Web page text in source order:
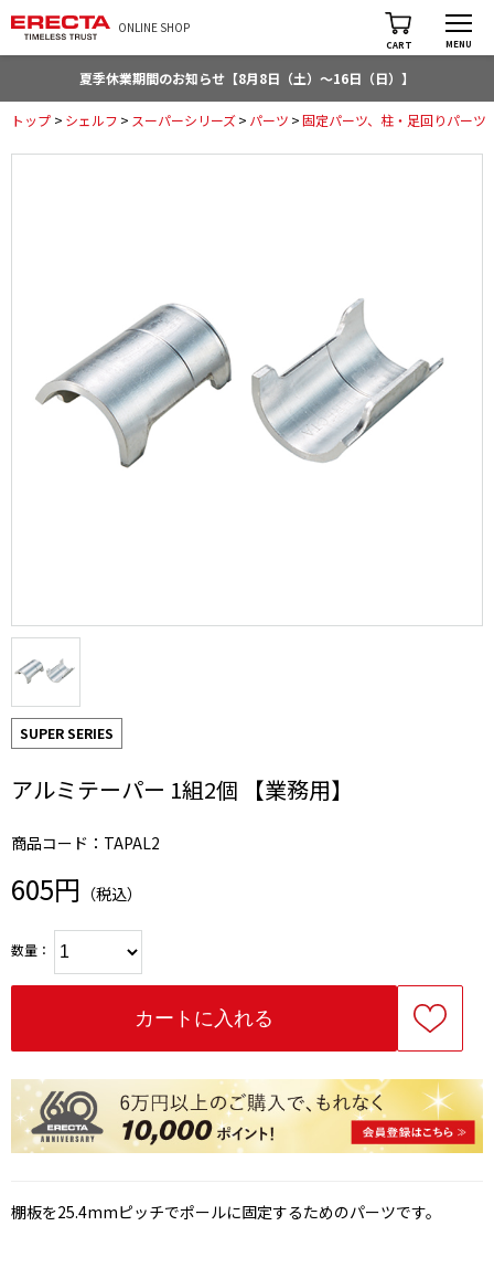
ONLINE SHOP
CART MENU
夏季休業期間のお知らせ【8月8日（土）～16日（日）】
トップ > シェルフ > スーパーシリーズ> パーツ >固定パーツ、柱・足回りパーツ
SUPER SERIES
アルミテーパー 1組2個 【業務用】
商品コード：TAPAL2
605円 （税込）
数量：
棚板を25.4mmピッチでポールに固定するためのパーツです。